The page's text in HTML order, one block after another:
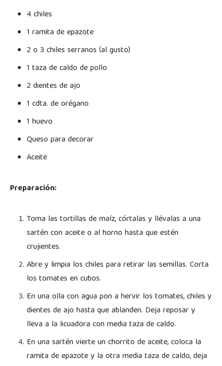
4 chiles
1 ramita de epazote
2 o 3 chiles serranos (al gusto)
1 taza de caldo de pollo
2 dientes de ajo
1 cdta. de orégano
1 huevo
Queso para decorar
Aceite
Preparación:
Toma las tortillas de maíz, córtalas y llévalas a una
sartén con aceite o al horno hasta que estén
crujientes.
Abre y limpia los chiles para retirar las semillas. Corta
los tomates en cubos.
En una olla con agua pon a hervir los tomates, chiles y
dientes de ajo hasta que ablanden. Deja reposar y
lleva a la licuadora con media taza de caldo.
En una sartén vierte un chorrito de aceite, coloca la
ramita de epazote y la otra media taza de caldo, deja